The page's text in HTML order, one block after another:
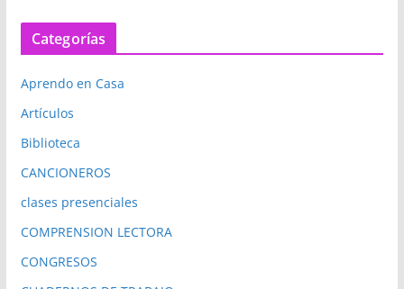
Categorías
Aprendo en Casa
Artículos
Biblioteca
CANCIONEROS
clases presenciales
COMPRENSION LECTORA
CONGRESOS